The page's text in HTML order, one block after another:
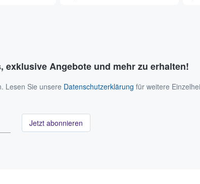
exklusive Angebote und mehr zu erhalten!
Lesen Sie unsere Datenschutzerklärung für weitere
Jetzt abonnieren